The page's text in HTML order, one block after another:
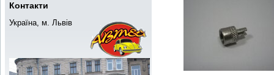
Контакти
Україна, м. Львів